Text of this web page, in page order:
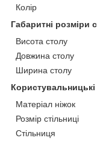
Колір
Габаритні розміри
Висота столу
Довжина столу
Ширина столу
Матеріал ніжок
Розмір стільниці
Стільниця